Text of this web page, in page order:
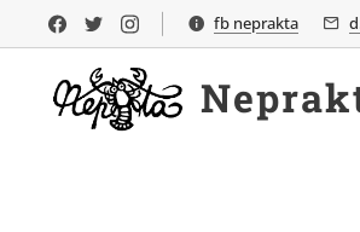
fb neprakta